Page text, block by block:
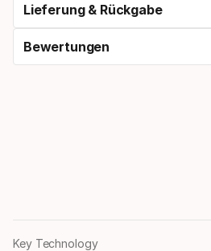
Lieferung & Rückgabe
Bewertungen
Key Technology